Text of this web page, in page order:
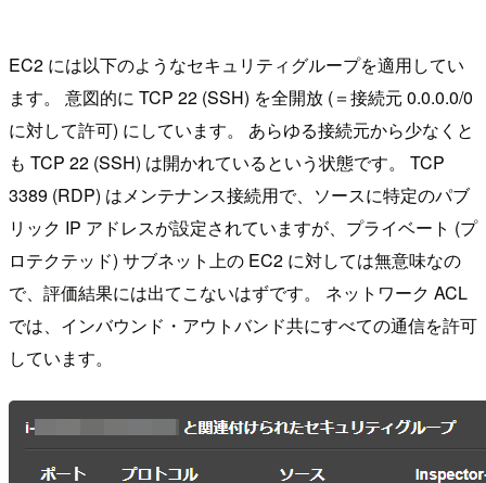
EC2 には以下のようなセキュリティグループを適用してい
ます。 意図的に TCP 22 (SSH) を全開放 (＝接続元 0.0.0.0/0
に対して許可) にしています。 あらゆる接続元から少なくと
も TCP 22 (SSH) は開かれているという状態です。 TCP
3389 (RDP) はメンテナンス接続用で、ソースに特定のパブ
リック IP アドレスが設定されていますが、プライベート (プ
ロテクテッド) サブネット上の EC2 に対しては無意味なの
で、評価結果には出てこないはずです。 ネットワーク ACL
では、インバウンド・アウトバンド共にすべての通信を許可
しています。